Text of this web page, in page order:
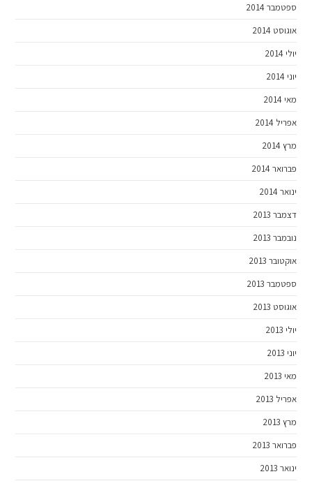
ספטמבר 2014
אוגוסט 2014
יולי 2014
יוני 2014
מאי 2014
אפריל 2014
מרץ 2014
פברואר 2014
ינואר 2014
דצמבר 2013
נובמבר 2013
אוקטובר 2013
ספטמבר 2013
אוגוסט 2013
יולי 2013
יוני 2013
מאי 2013
אפריל 2013
מרץ 2013
פברואר 2013
ינואר 2013